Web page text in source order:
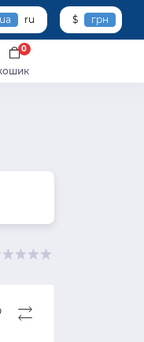
ua ru $ грн
0